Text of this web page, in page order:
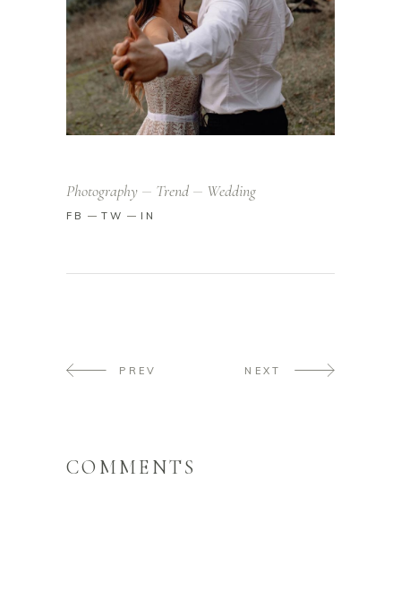
Photography Trend Wedding
FB TW IN
PREV NEXT
COMMENTS